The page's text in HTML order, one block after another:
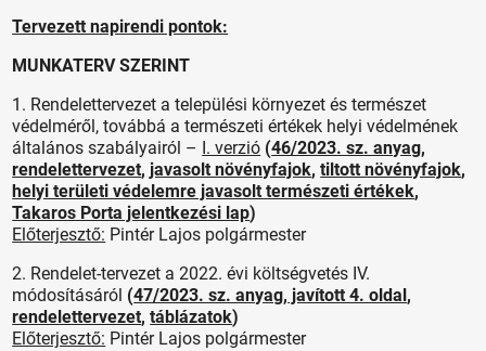
Tervezett napirendi pontok:
MUNKATERV SZERINT
1. Rendelettervezet a települési környezet és természet
védelméről, továbbá a természeti értékek helyi védelmének
általános szabályairól – I. verzió (46/2023. sz. anyag,
rendelettervezet, javasolt növényfajok,tiltott növényfajok,
helyi területi védelemre javasolt természeti értékek,
Takaros Porta jelentkezési lap)
Előterjesztő: Pintér Lajos polgármester
2. Rendelet-tervezet a 2022. évi költségvetés IV.
módosításáról (47/2023. sz. anyag, javított 4. oldal ,
rendelettervezet,táblázatok)
Előterjesztő: Pintér Lajos polgármester